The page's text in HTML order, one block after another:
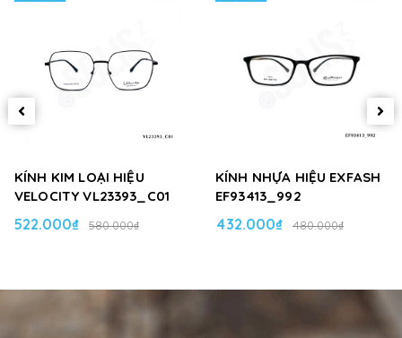
KÍNH KIM LOẠI HIỆU
VELOCITY VL23393_C01
522.000₫ 580.000₫
KÍNH NHỰA HIỆU EXFASH
EF93413_992
432.000₫ 480.000₫